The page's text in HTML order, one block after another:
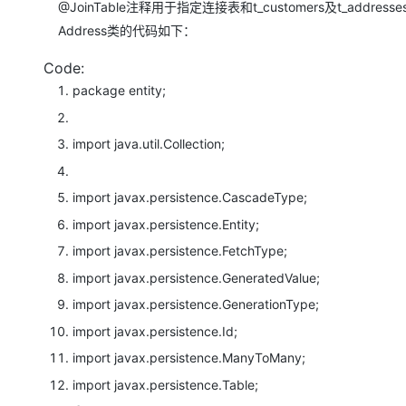
@JoinTable注释用于指定连接表和t_customers及t_addresses
Address类的代码如下：
Code:
package entity;
import java.util.Collection;
import javax.persistence.CascadeType;
import javax.persistence.Entity;
import javax.persistence.FetchType;
import javax.persistence.GeneratedValue;
import javax.persistence.GenerationType;
import javax.persistence.Id;
import javax.persistence.ManyToMany;
import javax.persistence.Table;